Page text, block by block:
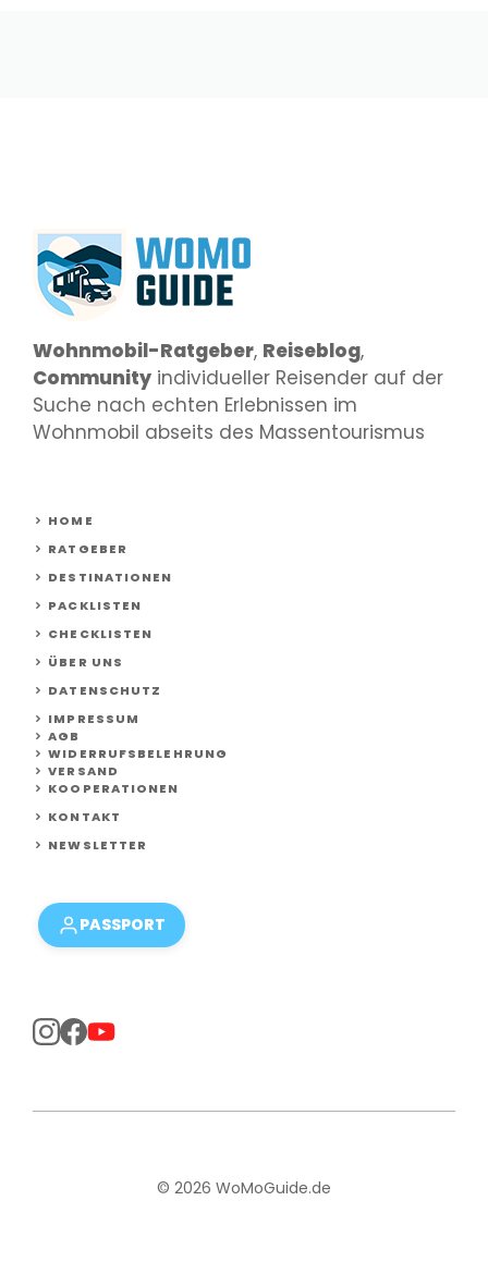
Wohnmobil-Ratgeber, Reiseblog,
Community individueller Reisender auf der
Suche nach echten Erlebnissen im
Wohnmobil abseits des Massentourismus
HOME
RATGEBER
DESTINATIONEN
PACKLISTEN
CHECKLISTEN
ÜBER UNS
DATENSCHUTZ
IMPRESSUM
AGB
WIDERRUFSBELEHRUNG
VERSAND
KOOPERATIONEN
KONTAKT
NEWSLETTER
PASSPORT
© 2026 WoMoGuide.de